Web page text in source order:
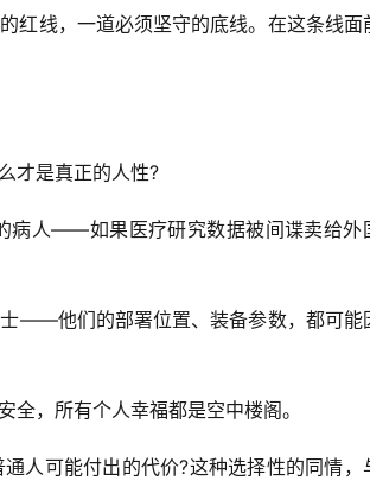
线，一道必须坚守的底线。在这条线面
才是真正的人性?
病人——如果医疗研究数据被间谍卖给外
——他们的部署位置、装备参数，都可能
，所有个人幸福都是空中楼阁。
人可能付出的代价?这种选择性的同情，